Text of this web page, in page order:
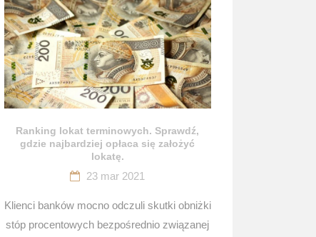
Ranking lokat terminowych. Sprawdź,
gdzie najbardziej opłaca się założyć
lokatę.
23 mar 2021
Klienci banków mocno odczuli skutki obniżki
stóp procentowych bezpośrednio związanej